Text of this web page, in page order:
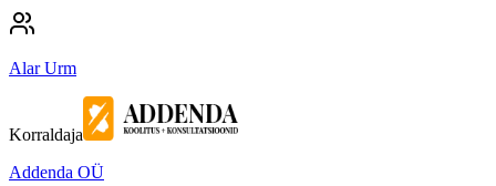
Alar Urm
Korraldaja
Addenda OÜ